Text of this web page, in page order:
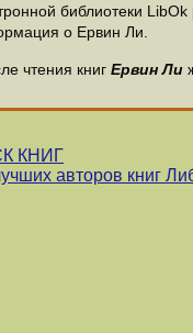
библиотеки
о Еpвин Ли.
чтения книг Еpвин Ли
КНИГ
авторов книг